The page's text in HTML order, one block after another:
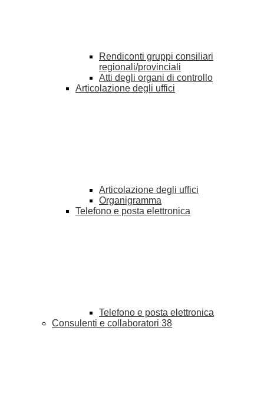
Rendiconti gruppi consiliari
regionali/provinciali
Atti degli organi di controllo
Articolazione degli uffici
Articolazione degli uffici
Organigramma
Telefono e posta elettronica
Telefono e posta elettronica
Consulenti e collaboratori 38